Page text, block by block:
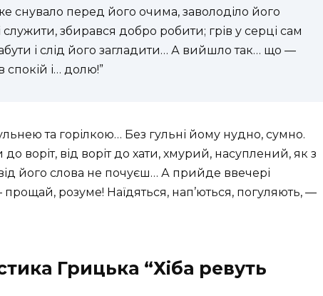
снувало перед його очима, заволоділо його
збирався добро робити; грів у серці сам
і слід його загладити… А вийшло так… що —
і… долю!”
та горілкою… Без гульні йому нудно, сумно.
воріт, від воріт до хати, хмурий, насуплений, як з
його слова не почуєш… А прийде ввечері
розуме! Наїдяться, нап’ються, погуляють, —
Грицька “Хіба ревуть